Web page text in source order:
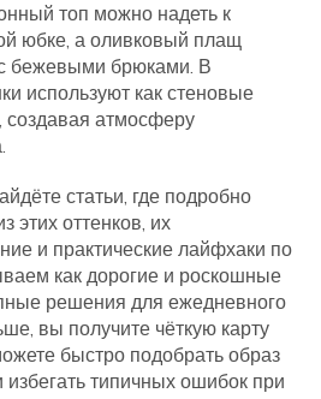
топ можно надеть к
юбке, а оливковый плащ
бежевыми брюками. В
используют как стеновые
атмосферу
статьи, где подробно
этих оттенков, их
и практические лайфхаки по
как дорогие и роскошные
решения для ежедневного
вы получите чёткую карту
быстро подобрать образ
типичных ошибок при